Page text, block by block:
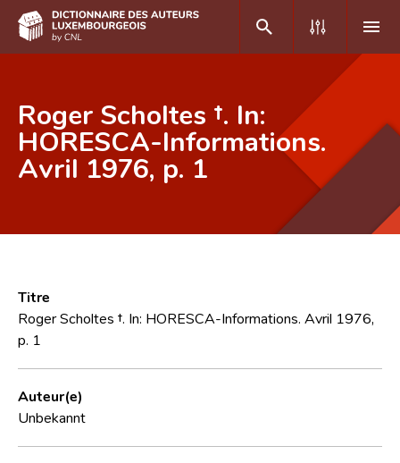
DE FR
Accueil
Recherche avancée
CNL
Équipe scientifique
Roger Scholtes †. In:
HORESCA-Informations.
Avril 1976, p. 1
Titre
Roger Scholtes †. In: HORESCA-Informations. Avril 1976,
p. 1
Auteur(e)
Unbekannt